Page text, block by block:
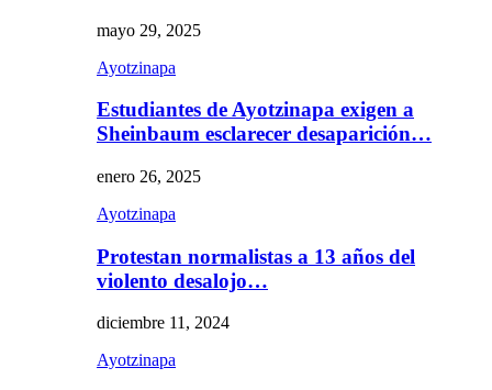
mayo 29, 2025
Ayotzinapa
Estudiantes de Ayotzinapa exigen a
Sheinbaum esclarecer desaparición…
enero 26, 2025
Ayotzinapa
Protestan normalistas a 13 años del
violento desalojo…
diciembre 11, 2024
Ayotzinapa